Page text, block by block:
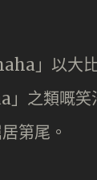
」以大
之類嘅
第尾。